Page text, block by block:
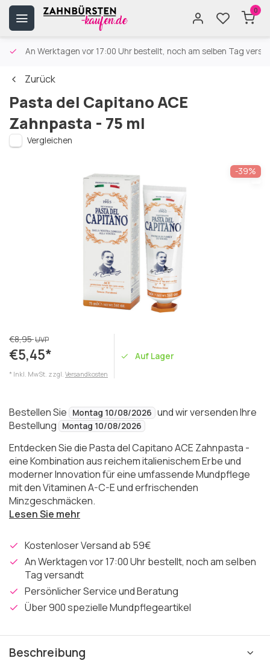
0
An Werktagen vor 17:00 Uhr bestellt, noch am selben Tag
Zurück
Pasta del Capitano ACE
Zahnpasta - 75 ml
Vergleichen
-39%
€8,95UVP
€5,45*
* Inkl. MwSt. zzgl. Versandkosten
Auf Lager
Bestellen Sie Montag 10/08/2026 und wir versenden Ihre
Bestellung
Montag 10/08/2026
Entdecken Sie die Pasta del Capitano ACE Zahnpasta -
eine Kombination aus reichem italienischem Erbe und
moderner Innovation für eine umfassende Mundpflege
mit den Vitaminen A-C-E und erfrischenden
Minzgeschmäcken.
Lesen Sie mehr
Kostenloser Versand ab 59€
An Werktagen vor 17:00 Uhr bestellt, noch am selben
Tag versandt
Persönlicher Service und Beratung
Über 900 spezielle Mundpflegeartikel
Beschreibung